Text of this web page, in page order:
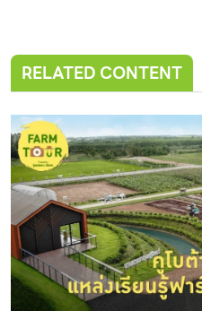
RELATED CONTENT